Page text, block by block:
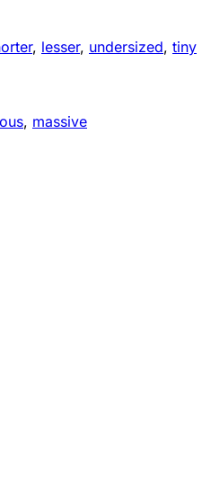
, lesser, undersized, tiny
, massive